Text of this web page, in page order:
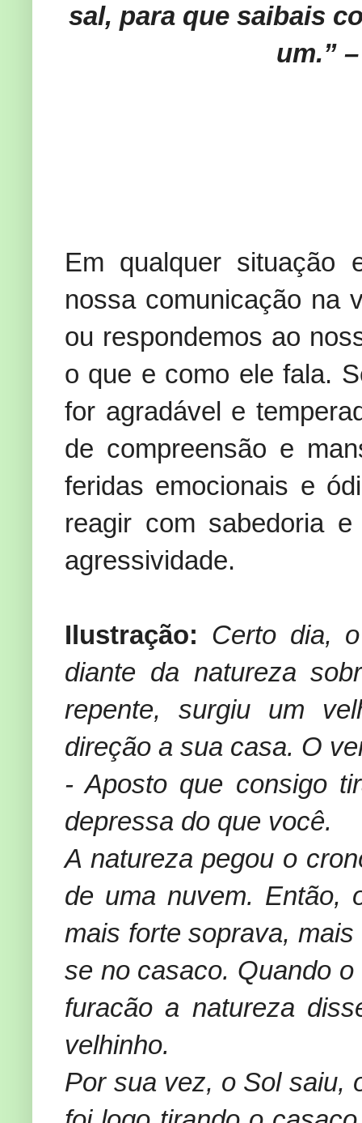
sal, para que saibais
um.”
Em qualquer
nossa comunicação na
ou respondemos ao
o que e como ele fala.
for agradável e
de compreensão e
feridas emocionais e
reagir com sabedoria
agressividade.
Ilustração: Certo dia,
diante da natureza
repente, surgiu um
direção a sua casa. O
- Aposto que consigo
depressa do que você.
A natureza pegou o
de uma nuvem. Então,
mais forte soprava,
se no casaco. Quando
furacão a natureza
velhinho.
Por sua vez, o Sol saiu,